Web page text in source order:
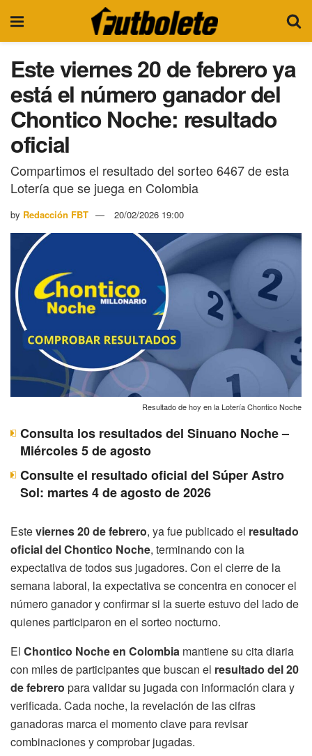
Este viernes 20 de febrero ya
está el número ganador del
Chontico Noche: resultado
oficial
Compartimos el resultado del sorteo 6467 de esta
Lotería que se juega en Colombia
by Redacción FBT 20/02/2026 19:00
Resultado de hoy en la Lotería Chontico Noche
Consulta los resultados del Sinuano Noche –
Miércoles 5 de agosto
Consulte el resultado oficial del Súper Astro
Sol: martes 4 de agosto de 2026
Esteviernes 20 de febrero, ya fue publicado el resultado
oficial del Chontico Noche, terminando con la
expectativa de todos sus jugadores. Con el cierre de la
semana laboral, la expectativa se concentra en conocer el
número ganador y confirmar si la suerte estuvo del lado de
quienes participaron en el sorteo nocturno.
El Chontico Noche en Colombia mantiene su cita diaria
con miles de participantes que buscan el resultado del 20
de febrero para validar su jugada con información clara y
verificada. Cada noche, la revelación de las cifras
ganadoras marca el momento clave para revisar
combinaciones y comprobar jugadas.